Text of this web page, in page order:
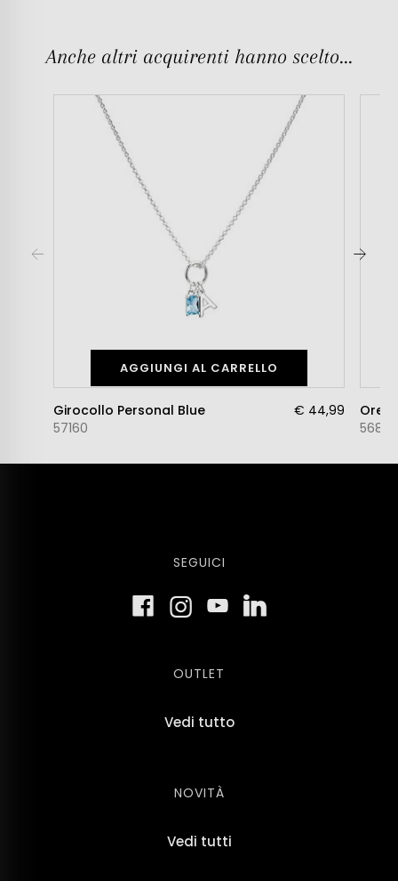
Anche altri acquirenti hanno scelto...
AGGIUNGI AL CARRELLO
Girocollo Personal Blue
57160
€ 44,99
56845
SEGUICI
OUTLET
Vedi tutto
NOVITÀ
Vedi tutti